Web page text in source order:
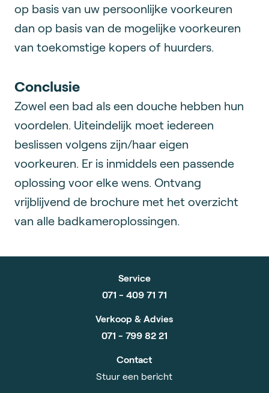
op basis van uw persoonlijke voorkeuren
dan op basis van de mogelijke voorkeuren
van toekomstige kopers of huurders.
Conclusie
Zowel een bad als een douche hebben hun
voordelen. Uiteindelijk moet iedereen
beslissen volgens zijn/haar eigen
voorkeuren. Er is inmiddels een passende
oplossing voor elke wens. Ontvang
vrijblijvend de brochure met het overzicht
van alle badkameroplossingen.
Service
071 - 409 71 71
Verkoop & Advies
071 - 799 82 21
Contact
Stuur een bericht